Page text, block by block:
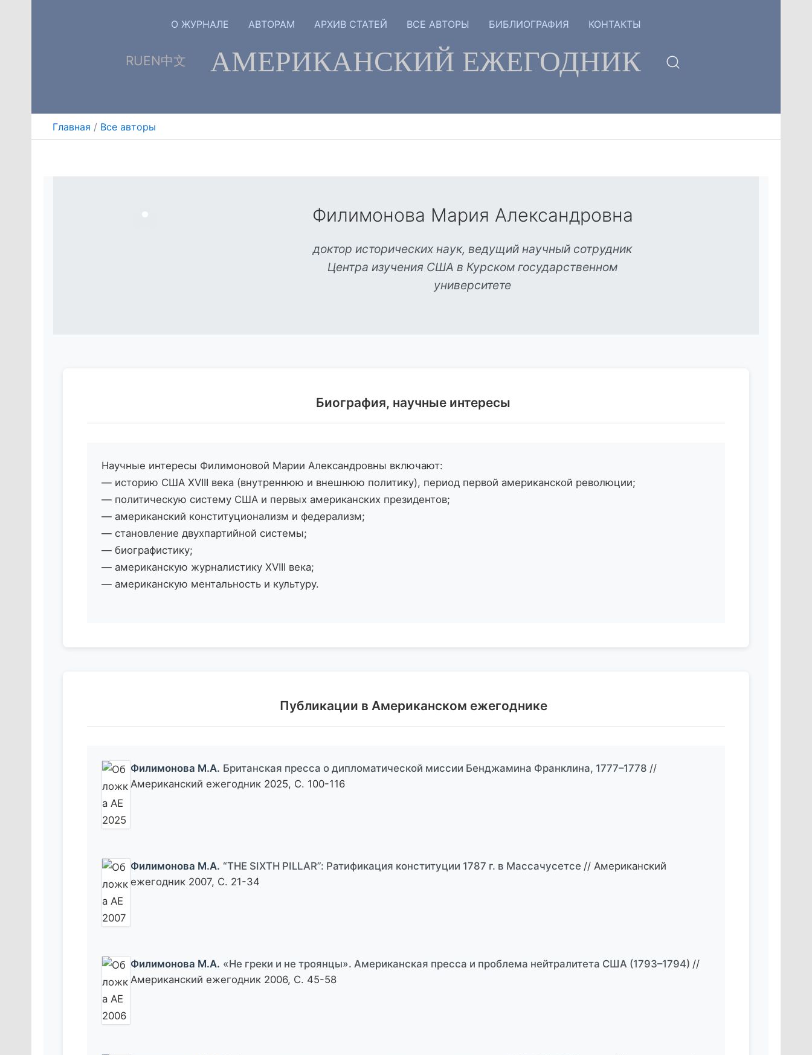
RUEN中文 АМЕРИКАНСКИЙ ЕЖЕГОДНИК
О ЖУРНАЛЕ АВТОРАМ АРХИВ СТАТЕЙ ВСЕ АВТОРЫ БИБЛИОГРАФИЯ КОНТАКТЫ
Главная Все авторы
Филимонова Мария Александровна
доктор исторических наук, ведущий научный сотрудник
Центра изучения США в Курском государственном
университете
Биография, научные интересы
Научные интересы Филимоновой Марии Александровны включают:
— историю США XVIII века (внутреннюю и внешнюю политику), период первой американской революции;
— политическую систему США и первых американских президентов;
— американский конституционализм и федерализм;
— становление двухпартийной системы;
— биографистику;
— американскую журналистику XVIII века;
— американскую ментальность и культуру.
Публикации в Американском ежегоднике
Филимонова М.А. Британская пресса о дипломатической миссии Бенджамина Франклина, 1777–1778 //
Американский ежегодник 2025, С. 100-116
Филимонова М.А. “THE SIXTH PILLAR”: Ратификация конституции 1787 г. в Массачусетсе // Американский
ежегодник 2007, С. 21-34
Филимонова М.А. «Не греки и не троянцы». Американская пресса и проблема нейтралитета США (1793–1794) //
Американский ежегодник 2006, С. 45-58